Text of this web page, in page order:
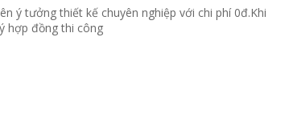
ý tưởng thiết kế chuyên nghiệp với chi phí 0đ.Khi
hợp đồng thi công